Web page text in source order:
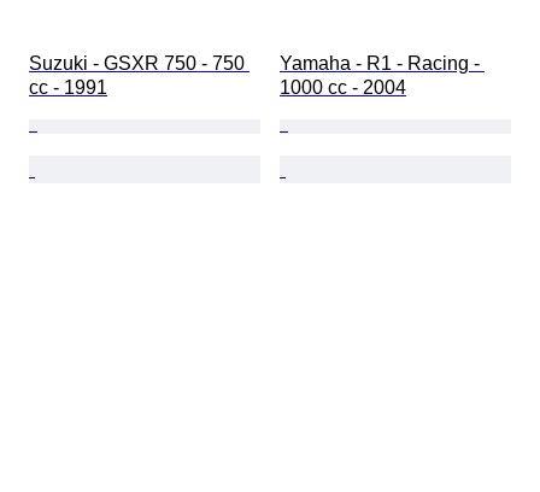
Suzuki - GSXR 750 - 750
cc - 1991
Yamaha - R1 - Racing -
1000 cc - 2004